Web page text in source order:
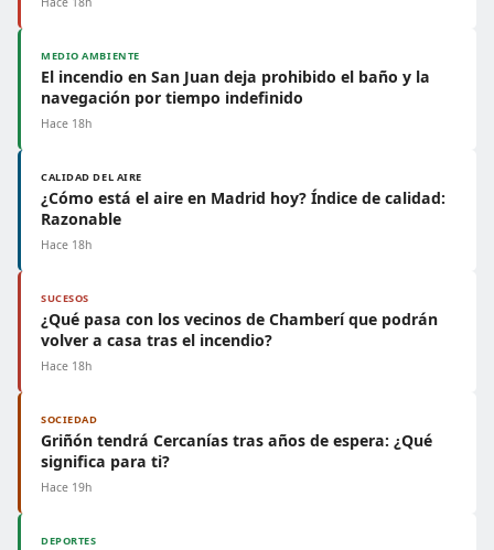
MEDIO AMBIENTE
El incendio en San Juan deja prohibido el baño y la
navegación por tiempo indefinido
Hace 18h
CALIDAD DEL AIRE
¿Cómo está el aire en Madrid hoy? Índice de calidad:
Razonable
Hace 18h
SUCESOS
¿Qué pasa con los vecinos de Chamberí que podrán
volver a casa tras el incendio?
Hace 18h
SOCIEDAD
Griñón tendrá Cercanías tras años de espera: ¿Qué
significa para ti?
Hace 19h
DEPORTES